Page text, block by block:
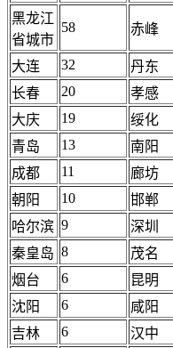
黑龙江
省城市
58 赤峰
大连 32 丹东
长春
20 孝感
大庆
19 绥化
青岛
13 南阳
成都
11 廊坊
朝阳
10 邯郸
哈尔滨 9 深圳
秦皇岛 8 茂名
烟台
6 昆明
沈阳
6 咸阳
吉林
6 汉中